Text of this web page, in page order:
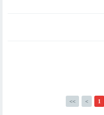
<< < 1